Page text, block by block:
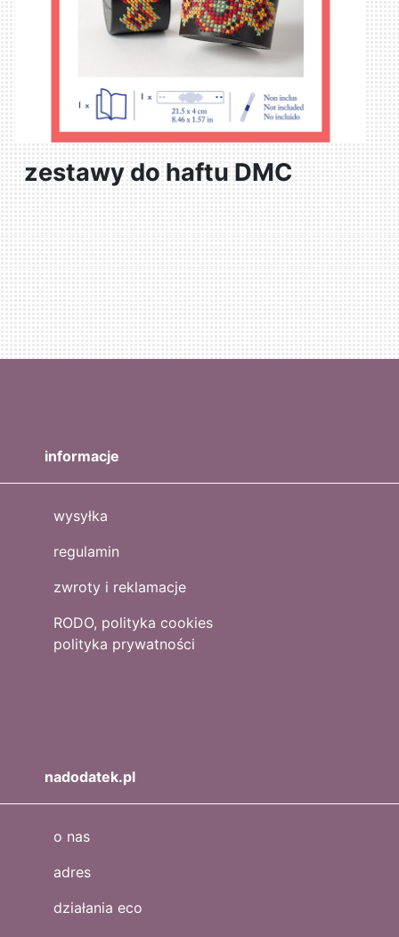
zestawy do haftu DMC
informacje
wysyłka
regulamin
zwroty i reklamacje
RODO, polityka cookies
polityka prywatności
nadodatek.pl
o nas
adres
działania eco